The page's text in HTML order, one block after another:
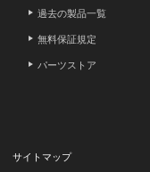
過去の製品一覧
無料保証規定
パーツストア
サイトマップ